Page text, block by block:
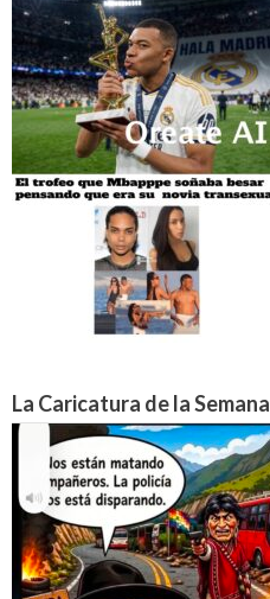
La Caricatura de la Semana